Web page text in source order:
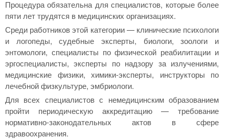
Процедура обязательна для специалистов, которые более
пяти лет трудятся в медицинских организациях.
Среди работников этой категории — клинические психологи
и логопеды, судебные эксперты, биологи, зоологи и
энтомологи, специалисты по физической реабилитации и
эргоспециалисты, эксперты по надзору за излучениями,
медицинские физики, химики-эксперты, инструкторы по
лечебной физкультуре, эмбриологи.
Для всех специалистов с немедицинским образованием
пройти периодическую аккредитацию — требование
нормативно-законодательных актов в сфере
здравоохранения.